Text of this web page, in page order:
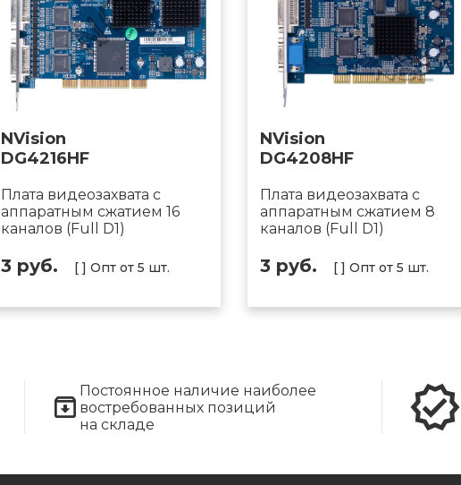
NVision
DG4216HF
Плата видеозахвата с
аппаратным сжатием 16
каналов (Full D1)
3 руб. [ ] Опт от 5 шт.
NVision
DG4208HF
Плата видеозахвата с
аппаратным сжатием 8
каналов (Full D1)
3 руб. [ ] Опт от 5 шт.
Постоянное наличие наиболее
востребованных позиций
на складе